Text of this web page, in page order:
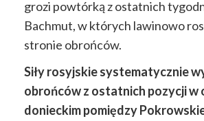
grozi powtórką z ostatnich
Bachmut, w których lawinowo
stronie obrońców.
Siły rosyjskie systematycznie
obrońców z ostatnich pozycji w
donieckim pomiędzy